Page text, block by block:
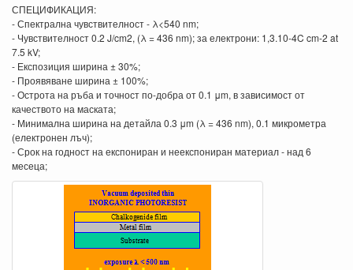
СПЕЦИФИКАЦИЯ:
- Спектрална чувствителност - λ<540 nm;
- Чувствителност 0.2 J/cm2, (λ = 436 nm); за електрони: 1,3.10-4C cm-2 at
7.5 kV;
- Експозиция ширина ± 30%;
- Проявяване ширина ± 100%;
- Острота на ръба и точност по-добра от 0.1 μm, в зависимост от
качеството на маската;
- Минимална ширина на детайла 0.3 μm (λ = 436 nm), 0.1 микрометра
(електронен лъч);
- Срок на годност на експониран и неекспониран материал - над 6
месеца;